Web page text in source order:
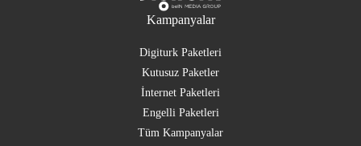
Kampanyalar
Digiturk Paketleri
Kutusuz Paketler
İnternet Paketleri
Engelli Paketleri
Tüm Kampanyalar